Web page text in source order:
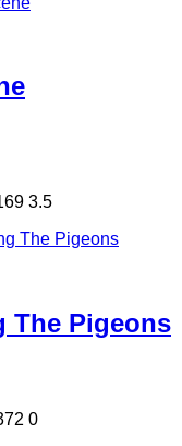
3.5
The Pigeons
0